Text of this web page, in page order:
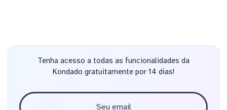
Tenha acesso a todas as funcionalidades da
Kondado gratuitamente por 14 dias!